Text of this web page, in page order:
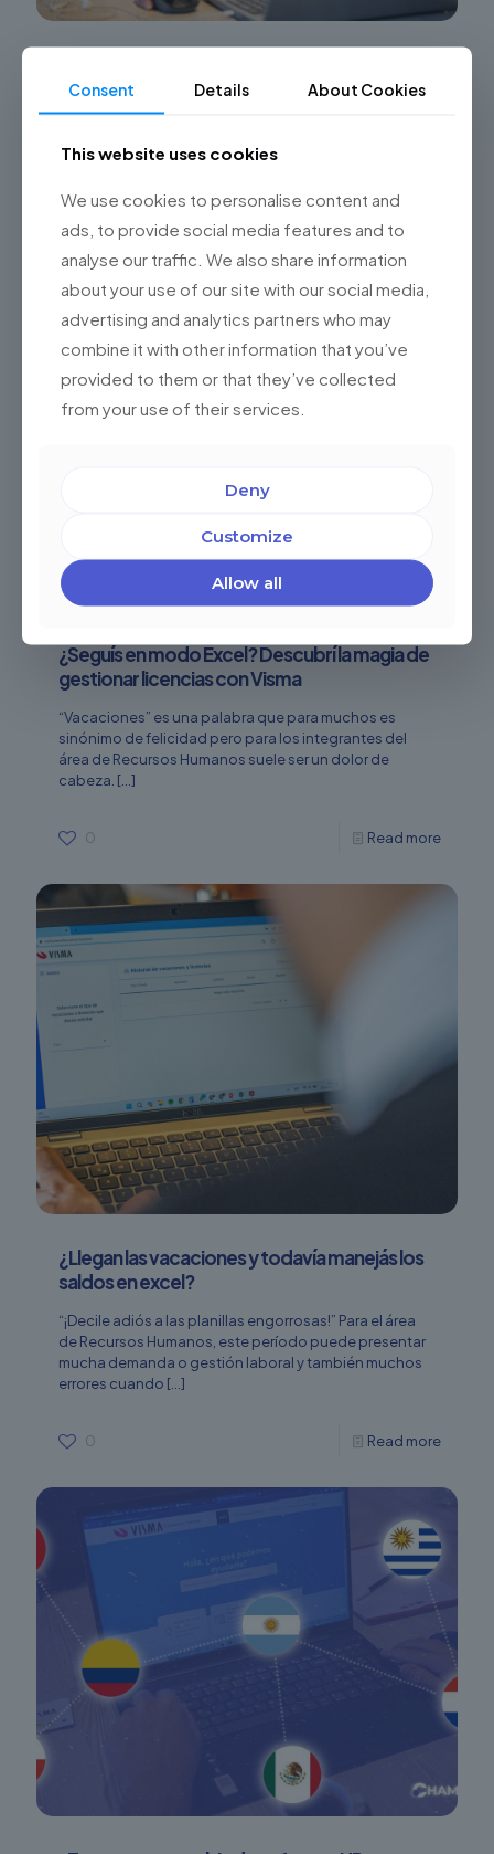
problema: Visma, la solución
Argentina ha experimentado cambios recientes, con
¿Seguís en modo Excel? Descubrí la magia de
gestionar licencias con Visma
“Vacaciones” es una palabra que para muchos es
sinónimo de felicidad pero para los integrantes del
área de Recursos Humanos suele ser un dolor de
cabeza. […]
0 Read more
¿Llegan las vacaciones y todavía manejás los
saldos en excel?
“¡Decile adiós a las planillas engorrosas!” Para el área
de Recursos Humanos, este período puede presentar
mucha demanda o gestión laboral y también muchos
errores cuando […]
0 Read more
Consent Details About Cookies
This website uses cookies
We use cookies to personalise content and
ads, to provide social media features and to
analyse our traffic. We also share information
about your use of our site with our social media,
advertising and analytics partners who may
combine it with other information that you’ve
provided to them or that they’ve collected
from your use of their services.
Deny
Customize
Allow all